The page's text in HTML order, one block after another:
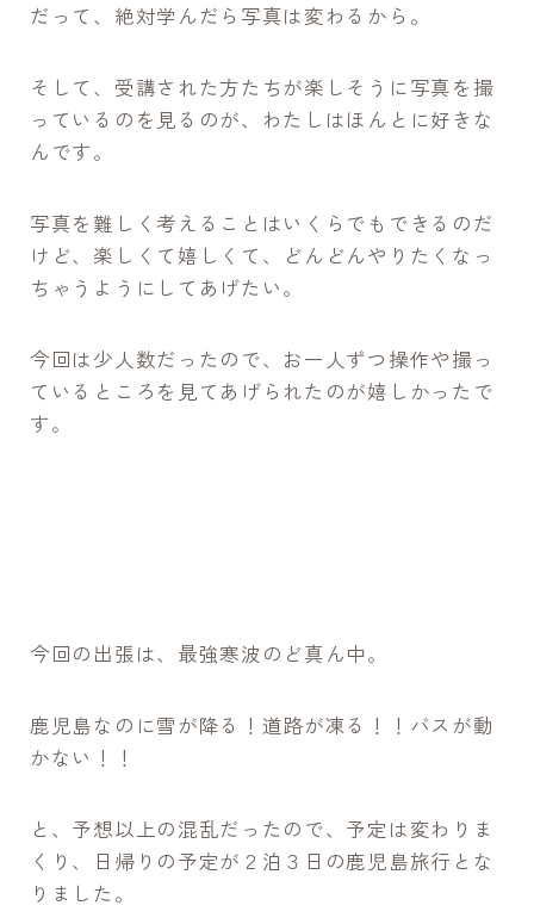
だって、絶対学んだら写真は変わるから。
そして、受講された方たちが楽しそうに写真を撮
っているのを見るのが、わたしはほんとに好きな
んです。
写真を難しく考えることはいくらでもできるのだ
けど、楽しくて嬉しくて、どんどんやりたくなっ
ちゃうようにしてあげたい。
今回は少人数だったので、お一人ずつ操作や撮っ
ているところを見てあげられたのが嬉しかったで
す。
今回の出張は、最強寒波のど真ん中。
鹿児島なのに雪が降る！道路が凍る！！バスが動
かない！！
と、予想以上の混乱だったので、予定は変わりま
くり、日帰りの予定が２泊３日の鹿児島旅行とな
りました。